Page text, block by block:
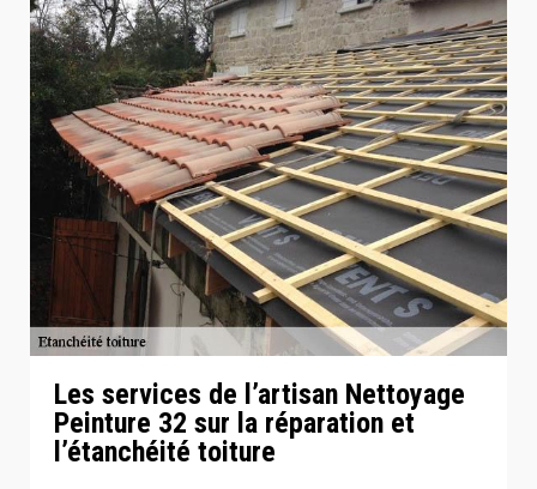
Les services de l’artisan Nettoyage
Peinture 32 sur la réparation et
l’étanchéité toiture